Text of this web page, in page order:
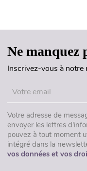
Ne manquez
Inscrivez-vous à notre
Votre adresse de
envoyer les lettres
pouvez à tout moment
intégré dans la
vos données et vos